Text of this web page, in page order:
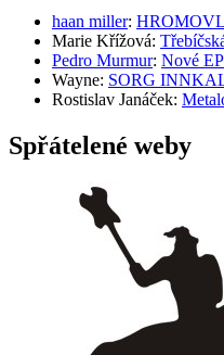
haan miller:
Marie Křížová:
Pedro Murmur: Nové
Wayne: SORG
Rostislav Janáček:
Spřátelené weby